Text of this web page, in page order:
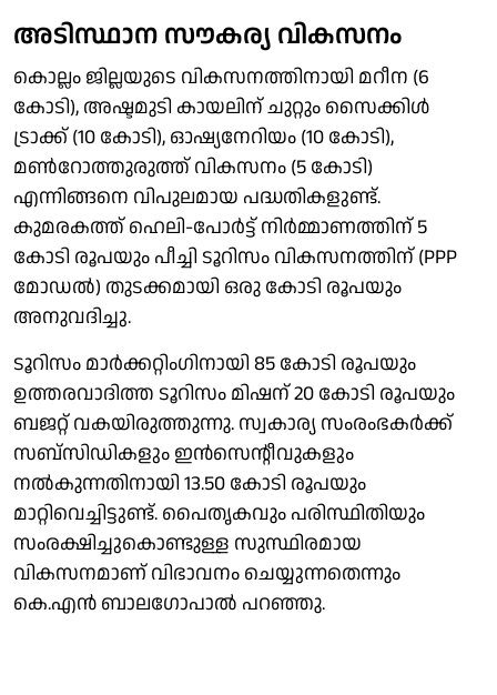
അടിസ്ഥാന സൗകര്യ വികസനം
കൊല്ലം ജില്ലയുടെ വികസനത്തിനായി മറീന (6
കോടി), അഷ്ടമുടി കായലിന് ചുറ്റും സൈക്കിൾ
ട്രാക്ക് (10 കോടി), ഓഷ്യനേറിയം (10 കോടി),
മൺറോത്തുരുത്ത് വികസനം (5 കോടി)
എന്നിങ്ങനെ വിപുലമായ പദ്ധതികളുണ്ട്.
കുമരകത്ത് ഹെലി-പോർട്ട് നിർമ്മാണത്തിന് 5
കോടി രൂപയും പീച്ചി ടൂറിസം വികസനത്തിന് (PPP
മോഡൽ) തുടക്കമായി ഒരു കോടി രൂപയും
അനുവദിച്ചു.
ടൂറിസം മാർക്കറ്റിംഗിനായി 85 കോടി രൂപയും
ഉത്തരവാദിത്ത ടൂറിസം മിഷന് 20 കോടി രൂപയും
ബജറ്റ് വകയിരുത്തുന്നു. സ്വകാര്യ സംരംഭകർക്ക്
സബ്സിഡികളും ഇൻസെന്റീവുകളും
നൽകുന്നതിനായി 13.50 കോടി രൂപയും
മാറ്റിവെച്ചിട്ടുണ്ട്. പൈതൃകവും പരിസ്ഥിതിയും
സംരക്ഷിച്ചുകൊണ്ടുള്ള സുസ്ഥിരമായ
വികസനമാണ് വിഭാവനം ചെയ്യുന്നതെന്നും
കെ.എൻ ബാലഗോപാൽ പറഞ്ഞു.